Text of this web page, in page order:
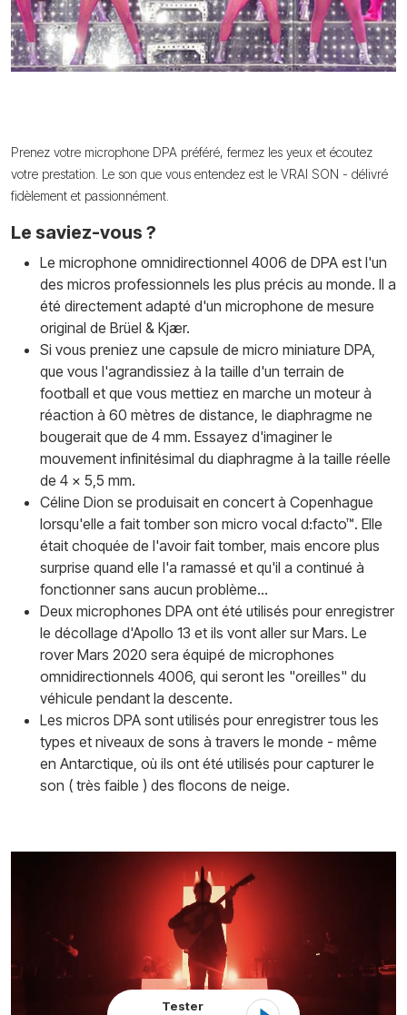
Prenez votre microphone DPA préféré, fermez les yeux et écoutez
votre prestation. Le son que vous entendez est le VRAI SON - délivré
fidèlement et passionnément.
Le saviez-vous ?
Le microphone omnidirectionnel 4006 de DPA est l'un
des micros professionnels les plus précis au monde. Il a
été directement adapté d'un microphone de mesure
original de Brüel & Kjær.
Si vous preniez une capsule de micro miniature DPA,
que vous l'agrandissiez à la taille d'un terrain de
football et que vous mettiez en marche un moteur à
réaction à 60 mètres de distance, le diaphragme ne
bougerait que de 4 mm. Essayez d'imaginer le
mouvement infinitésimal du diaphragme à la taille réelle
de 4 x 5,5 mm.
Céline Dion se produisait en concert à Copenhague
lorsqu'elle a fait tomber son micro vocal d:facto™. Elle
était choquée de l'avoir fait tomber, mais encore plus
surprise quand elle l'a ramassé et qu'il a continué à
fonctionner sans aucun problème...
Deux microphones DPA ont été utilisés pour enregistrer
le décollage d'Apollo 13 et ils vont aller sur Mars. Le
rover Mars 2020 sera équipé de microphones
omnidirectionnels 4006, qui seront les "oreilles" du
véhicule pendant la descente.
Les micros DPA sont utilisés pour enregistrer tous les
types et niveaux de sons à travers le monde - même
en Antarctique, où ils ont été utilisés pour capturer le
son ( très faible ) des flocons de neige.
Tester